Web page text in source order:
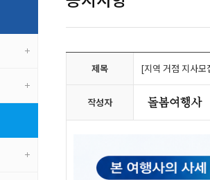
제목 [지역 거점 지사모
작성자